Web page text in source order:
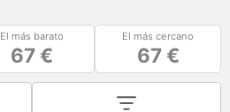
El más barato
67 €
El más cercano
67 €